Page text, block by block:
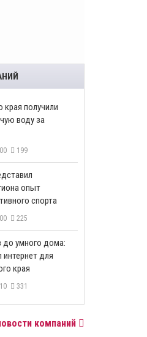
получили
воду за
199
опыт
спорта
225
до умного дома:
для
края
331
компаний